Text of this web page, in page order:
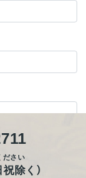
ださい
除く）